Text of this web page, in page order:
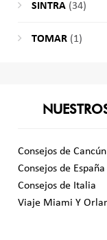
SINTRA(34)
TOMAR(1)
Consejos de Cancún
Consejos de España
Consejos de Italia
Viaje Miami Y